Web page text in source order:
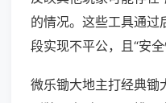
的情况。这些工具通过
段实现不平公，且“安全
微乐锄大地主打经典锄